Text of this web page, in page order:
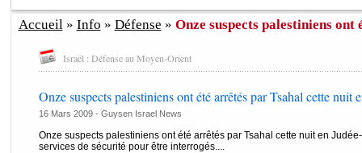
Accueil» Info » Défense » Onze suspects palestiniens ont
Israël : Défense au Moyen-Orient
Onze suspects palestiniens ont été arrêtés par Tsahal cette nuit
16 Mars 2009 - Guysen Israel News
Onze suspects palestiniens ont été arrêtés par Tsahal cette nuit en
services de sécurité pour être interrogés....